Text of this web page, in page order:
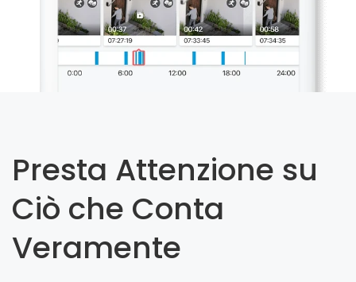
Presta Attenzione su
Ciò che Conta
Veramente